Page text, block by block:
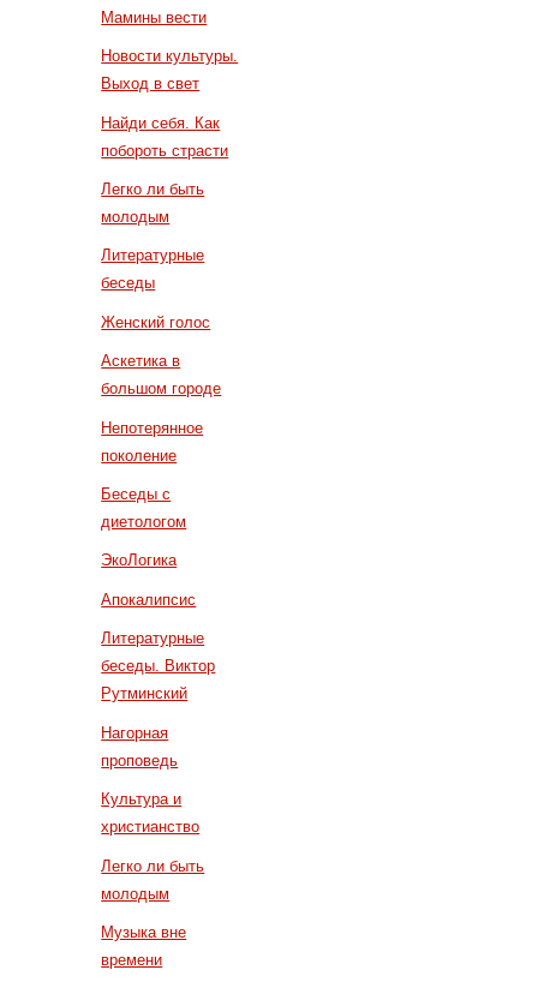
Мамины вести
Новости культуры.
Выход в свет
Найди себя. Как
побороть страсти
Легко ли быть
молодым
Литературные
беседы
Женский голос
Аскетика в
большом городе
Непотерянное
поколение
Беседы с
диетологом
ЭкоЛогика
Апокалипсис
Литературные
беседы. Виктор
Рутминский
Нагорная
проповедь
Культура и
христианство
Легко ли быть
молодым
Музыка вне
времени